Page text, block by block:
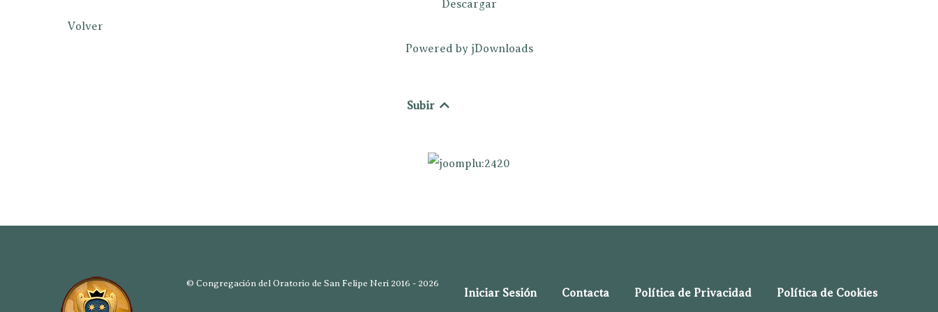
Descargar
Volver
Powered by jDownloads
Subir
© Congregación del Oratorio de San Felipe Neri 2016 - 2026
Iniciar Sesión Contacta Política de Privacidad Política de Cookies